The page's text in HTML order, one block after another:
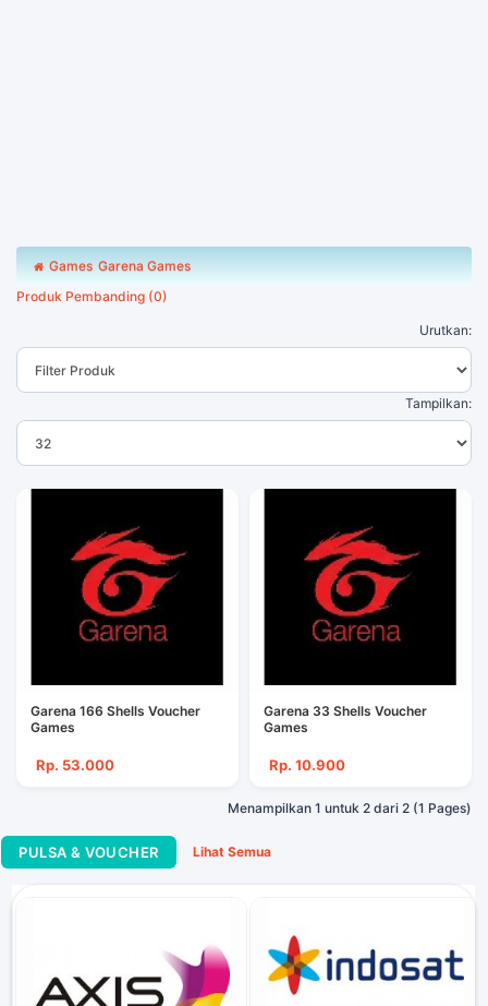
Games Garena Games
Produk Pembanding (0)
Urutkan:
Tampilkan:
Garena 166 Shells Voucher
Games
Rp. 53.000
Garena 33 Shells Voucher
Games
Rp. 10.900
Menampilkan 1 untuk 2 dari 2 (1 Pages)
PULSA & VOUCHER Lihat Semua